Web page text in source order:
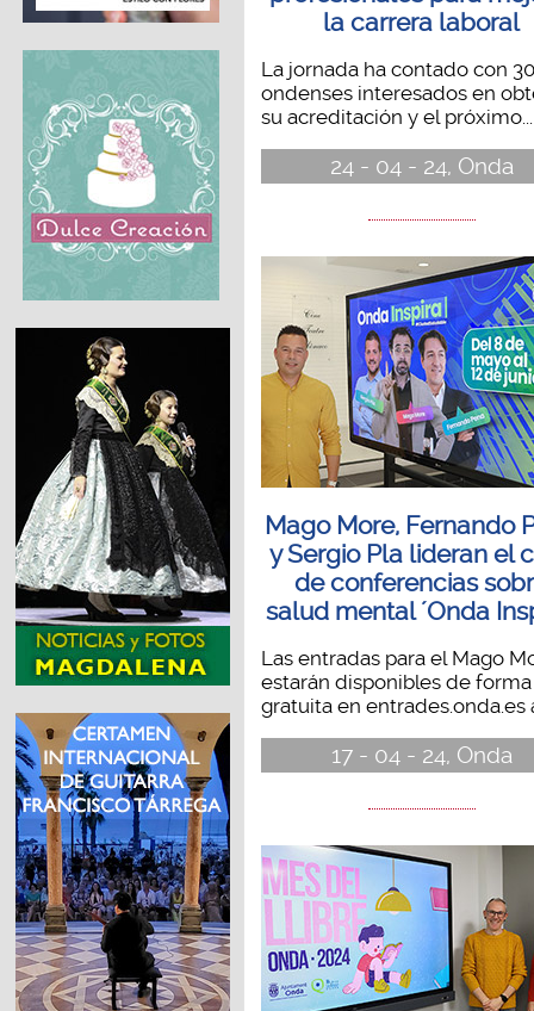
la carrera laboral
La jornada ha contado con 30
ondenses interesados en
su acreditación y el próximo...
24 - 04 - 24, Onda
Mago More, Fernando
y Sergio Pla lideran el
de conferencias
salud mental ´Onda
Las entradas para el Mago
estarán disponibles de forma
gratuita en entrades.onda.es
17 - 04 - 24, Onda